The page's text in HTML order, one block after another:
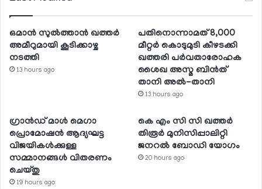
ഒമാന്‍ സുല്‍ത്താന്‍ ഖത്തര്‍
അമീറുമായി കൂടിക്കാഴ്ച
നടത്തി
13 hours ago
പതിനൊന്നാമത് 8,000
മീറ്റര്‍ കൊടുമുടി കീഴടക്കി
ഖത്തരി പര്‍വതാരോഹക
ശൈഖ അസ്മ ബിന്‍ത്
താനി അല്‍-താനി
13 hours ago
ഗ്രാന്‍ഡ് മാള്‍ മെഗാ
പ്രൊമോഷന്‍ ആദ്യഘട്ട
വിജയികള്‍ക്കുള്ള
സമ്മാനങ്ങള്‍ വിതരണം
ചെയ്തു
19 hours ago
കെ എം സി സി ഖത്തര്‍
തിരൂര്‍ മുനിസിപ്പാലിറ്റി
ജനറല്‍ ബോഡി യോഗം
20 hours ago